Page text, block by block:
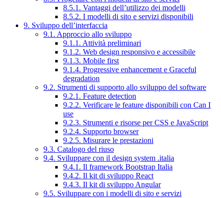
8.5.1. Vantaggi dell’utilizzo dei modelli
8.5.2. I modelli di sito e servizi disponibili
9. Sviluppo dell’interfaccia
9.1. Approccio allo sviluppo
9.1.1. Attività preliminari
9.1.2. Web design responsivo e accessibile
9.1.3. Mobile first
9.1.4. Progressive enhancement e Graceful
degradation
9.2. Strumenti di supporto allo sviluppo del software
9.2.1. Feature detection
9.2.2. Verificare le feature disponibili con Can I
use
9.2.3. Strumenti e risorse per CSS e JavaScript
9.2.4. Supporto browser
9.2.5. Misurare le prestazioni
9.3. Catalogo del riuso
9.4. Sviluppare con il design system .italia
9.4.1. Il framework Bootstrap Italia
9.4.2. Il kit di sviluppo React
9.4.3. Il kit di sviluppo Angular
9.5. Sviluppare con i modelli di sito e servizi